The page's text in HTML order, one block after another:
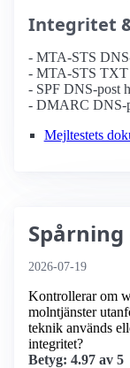
Integritet
- MTA-STS
- MTA-STS TXT
- SPF DNS-post
- DMARC DNS-
Mejltestets
2026-07-19
Kontrollerar om
molntjänster
teknik används
integritet?
Betyg: 4.97 av 5